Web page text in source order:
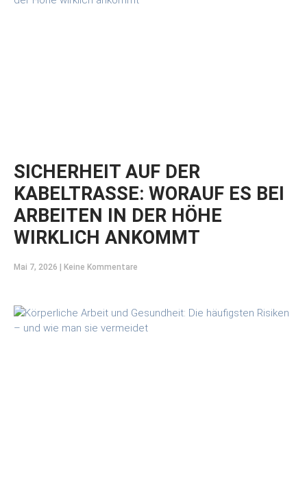
SICHERHEIT AUF DER
KABELTRASSE: WORAUF ES BEI
ARBEITEN IN DER HÖHE
WIRKLICH ANKOMMT
Mai 7, 2026 Keine Kommentare